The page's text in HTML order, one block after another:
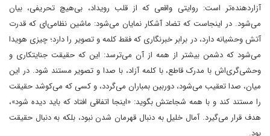
آزاردهنده‌تر است: روایتی واقعی که از قلب رویداد، بی‌هیچ تحریفی، بیان
می‌شود. در اینجاست که تضاد آشکار نمایان می‌شود: ماشین نظامی‌ای که قدرت
آتش وحشیانه دارد، در برابر خبرنگاری که فقط کلمه و تصویر را دارد؛ چیزی هویدا
می‌شود که دشمن بیشتر از همه از آن می‌ترسد: این که حقیقت جنایتکاری و
وحشی‌گری‌اش با مدرک قاطع، با کلمه آزاد، با صدا و تصویر مستند شود. در این
میان، صدا تعقیب می‌شود، دوربین بمباران می‌گردد، و کسی که می‌کوشد حقیقت
را مستند کند و با همه شجاعتش بگوید: «اینجا اتفاقی افتاد که باید دیده شود»،
هدف قرار می‌گیرد. آمال خلیل به دنبال قهرمان شدن نبود، بلکه به دنبال حقیقت